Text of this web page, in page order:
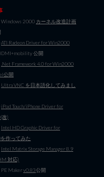
2000 カーネル改造計画
ATI Radeon Driver for Win2000
公開
.Net Framework 4.0 for Win2000
公開
Ultra VNC を日本語化してみまし
iPod Touch/iPhone Driver for
改)
Intel HD Graphic Driver for
作ってみた
Intel Matrix Storage Manager 8.9
対応)
Makerv0.83公開